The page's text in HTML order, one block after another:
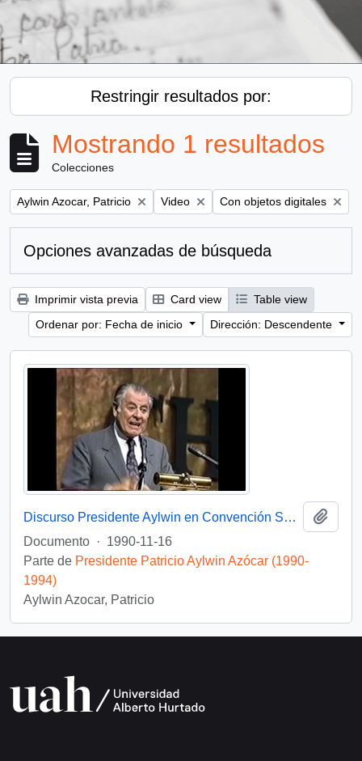
Restringir resultados por:
Mostrando 1 resultados
Colecciones
Remove filter:
Aylwin Azocar, Patricio Remove filter:
Video Remove filter:
Con objetos digitales
Opciones avanzadas de búsqueda
Imprimir vista previa Card view
Table view
Ordenar por: Fecha de inicio
Dirección: Descendente
Discurso Presidente Aylwin en Convención Santiago: Video
Documento · 1990-11-16
Parte de Presidente Patricio Aylwin Azócar (1990-
1994)
Aylwin Azocar, Patricio